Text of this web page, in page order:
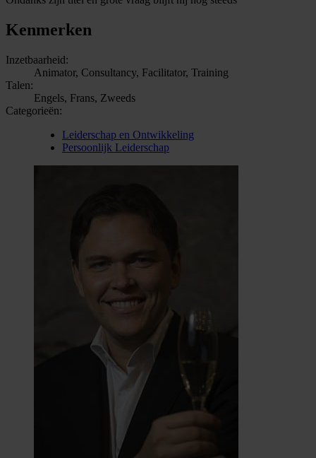
Kenmerken
Inzetbaarheid:
Animator, Consultancy, Facilitator, Training
Talen:
Engels, Frans, Zweeds
Categorieën:
Leiderschap en Ontwikkeling
Persoonlijk Leiderschap